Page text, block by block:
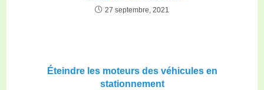
27 septembre, 2021
Éteindre les moteurs des véhicules en
stationnement